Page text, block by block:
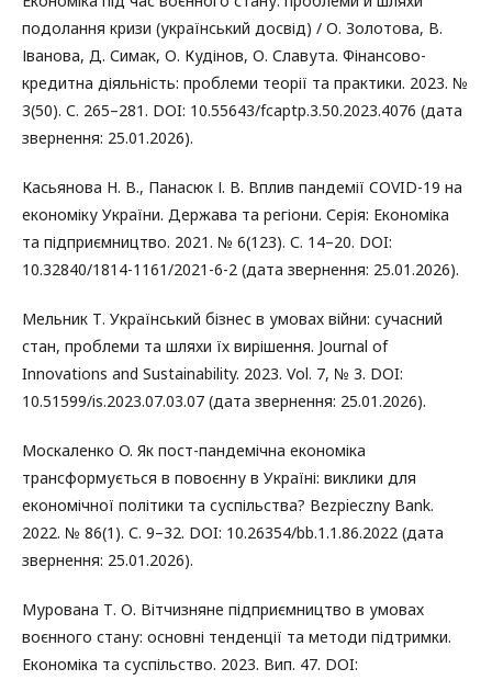
подолання кризи (український досвід) / О. Золотова, В.
Іванова, Д. Симак, О. Кудінов, О. Славута. Фінансово-
кредитна діяльність: проблеми теорії та практики. 2023. №
3(50). С. 265–281. DOI: 10.55643/fcaptp.3.50.2023.4076 (дата
звернення: 25.01.2026).
Касьянова Н. В., Панасюк І. В. Вплив пандемії COVID-19 на
економіку України. Держава та регіони. Серія: Економіка
та підприємництво. 2021. № 6(123). С. 14–20. DOI:
10.32840/1814-1161/2021-6-2 (дата звернення: 25.01.2026).
Мельник Т. Український бізнес в умовах війни: сучасний
стан, проблеми та шляхи їх вирішення. Journal of
Innovations and Sustainability. 2023. Vol. 7, № 3. DOI:
10.51599/is.2023.07.03.07 (дата звернення: 25.01.2026).
Москаленко O. Як пост-пандемічна економіка
трансформується в повоєнну в Україні: виклики для
економічної політики та суспільства? Bezpieczny Bank.
2022. № 86(1). С. 9–32. DOI: 10.26354/bb.1.1.86.2022 (дата
звернення: 25.01.2026).
Мурована Т. О. Вітчизняне підприємництво в умовах
воєнного стану: основні тенденції та методи підтримки.
Економіка та суспільство. 2023. Вип. 47. DOI: